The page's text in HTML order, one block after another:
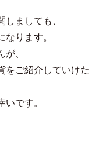
しましても、
ります。
、
をご紹介していけた
です。